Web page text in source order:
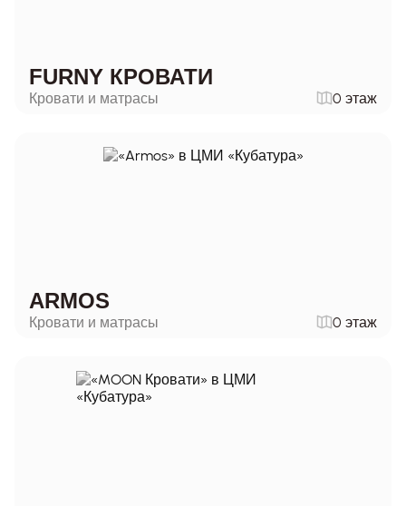
FURNY КРОВАТИ
Кровати и матрасы 0 этаж
ARMOS
Кровати и матрасы 0 этаж